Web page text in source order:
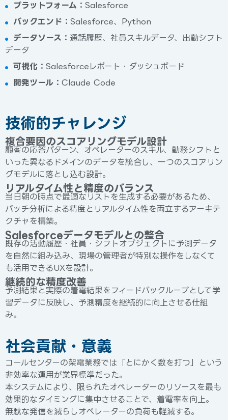
プラットフォーム： Salesforce
バックエンド： Salesforce、Python
データソース： 通話履歴、社員スキルデータ、出勤シフト
データ
可視化： Salesforceレポート・ダッシュボード
開発ツール： Claude Code
技術的チャレンジ
複合要因のスコアリングモデル設計
顧客の応答パターン、オペレーターのスキル、勤務シフトと
いった異なるドメインのデータを統合し、一つのスコアリン
グモデルに落とし込む設計。
リアルタイム性と精度のバランス
当日朝の時点で最適なリストを生成する必要があるため、
バッチ分析による精度とリアルタイム性を両立するアーキテ
クチャを構築。
Salesforceデータモデルとの整合
既存の活動履歴・社員・シフトオブジェクトに予測データ
を自然に組み込み、現場の管理者が特別な操作をしなくて
も活用できるUXを設計。
継続的な精度改善
予測結果と実際の着電結果をフィードバックループとして学
習データに反映し、予測精度を継続的に向上させる仕組
み。
社会貢献・意義
コールセンターの架電業務では「とにかく数を打つ」という
非効率な運用が業界標準だった。
本システムにより、限られたオペレーターのリソースを最も
効果的なタイミングに集中させることで、着電率を向上。
無駄な発信を減らしオペレーターの負荷も軽減する。